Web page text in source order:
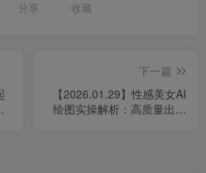
分享 收藏
下一篇
【2026.01.29】性感美女AI
绘图实操解析：高质量出图